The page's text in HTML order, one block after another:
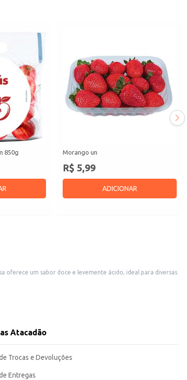
850g Morango un
R$ 5,99
ADICIONAR
oferece um sabor doce e levemente ácido, ideal para diversas
Atacadão
Trocas e Devoluções
Entregas